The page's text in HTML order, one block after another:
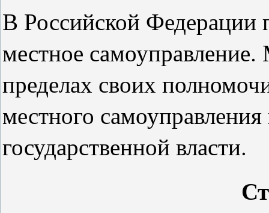
В Российской Федерации
местное
пределах своих
местного
государственной власти.